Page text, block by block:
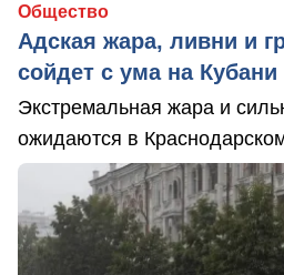
Общество
Адская жара, ливни и
сойдет с ума на Кубани
Экстремальная жара и
ожидаются в